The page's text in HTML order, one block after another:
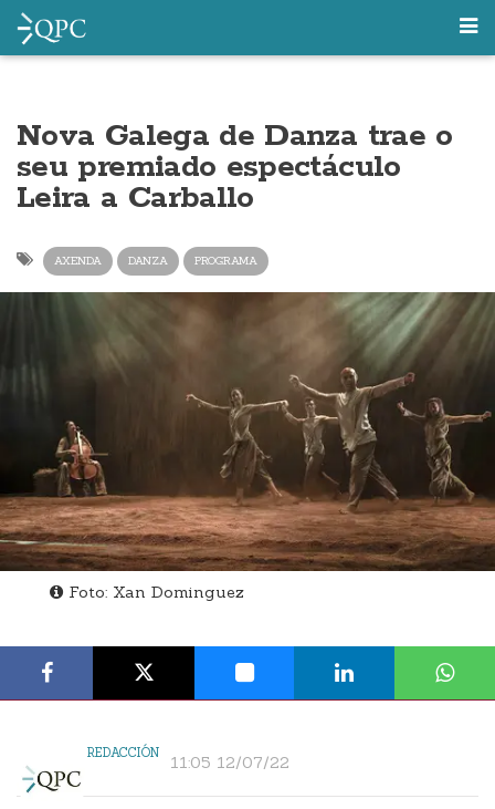
Nova Galega de Danza trae o
seu premiado espectáculo
Leira a Carballo
AXENDA DANZA PROGRAMA
Foto: Xan Dominguez
REDACCIÓN 11:05 12/07/22